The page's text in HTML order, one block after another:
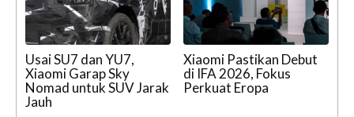
Usai SU7 dan YU7,
Xiaomi Garap Sky
Nomad untuk SUV Jarak
Jauh
Xiaomi Pastikan Debut
di IFA 2026, Fokus
Perkuat Eropa